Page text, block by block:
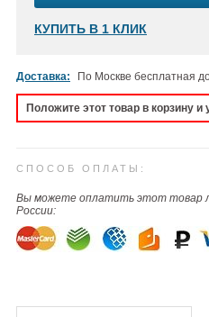
КУПИТЬ В 1 КЛИК
Доставка: По Москве бесплатная
Положите этот товар в корзину
СПОСОБ ОПЛАТЫ:
Вы можете оплатить этот товар
России: